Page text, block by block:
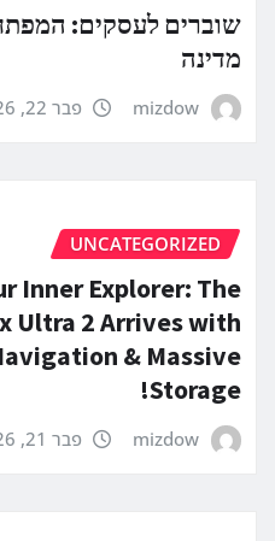
שוברים לעסקים:
מדינה
mizdow פבר 22, 2026
UNCATEGORIZED
Inner Explorer: The
Ultra 2 Arrives with
& Massive
Storage!
mizdow פבר 21, 2026